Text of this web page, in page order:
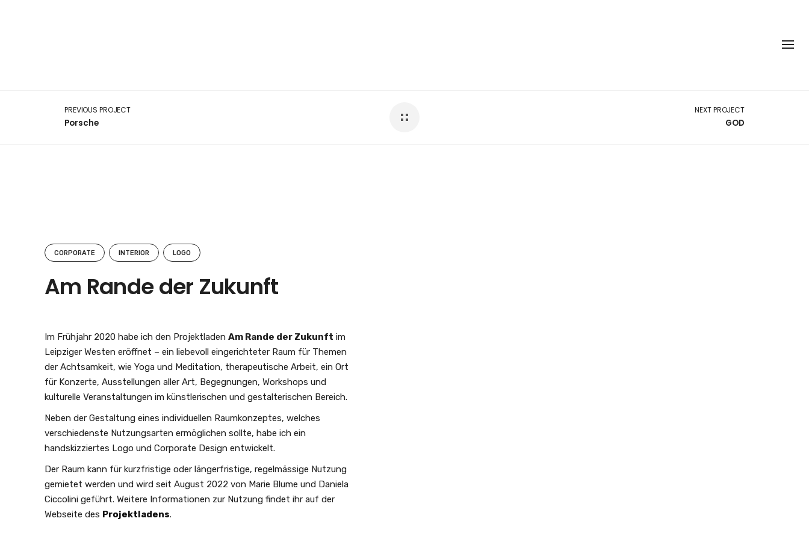
PREVIOUS PROJECT
Porsche
NEXT PROJECT
GOD
CORPORATE INTERIOR LOGO
Am Rande der Zukunft
Im Frühjahr 2020 habe ich den Projektladen Am Rande der Zukunft im
Leipziger Westen eröffnet – ein liebevoll eingerichteter Raum für Themen
der Achtsamkeit, wie Yoga und Meditation, therapeutische Arbeit, ein Ort
für Konzerte, Ausstellungen aller Art, Begegnungen, Workshops und
kulturelle Veranstaltungen im künstlerischen und gestalterischen Bereich.
Neben der Gestaltung eines individuellen Raumkonzeptes, welches
verschiedenste Nutzungsarten ermöglichen sollte, habe ich ein
handskizziertes Logo und Corporate Design entwickelt.
Der Raum kann für kurzfristige oder längerfristige, regelmässige Nutzung
gemietet werden und wird seit August 2022 von Marie Blume und Daniela
Ciccolini geführt. Weitere Informationen zur Nutzung findet ihr auf der
Webseite des Projektladens.